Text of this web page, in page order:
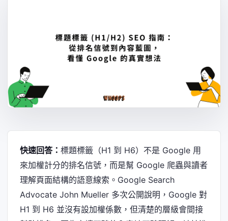
快速回答： 標題標籤（H1 到 H6）不是 Google 用
來加權計分的排名信號，而是幫 Google 爬蟲與讀者
理解頁面結構的語意線索。Google Search
Advocate John Mueller 多次公開說明，Google 對
H1 到 H6 並沒有設加權係數，但清楚的層級會間接